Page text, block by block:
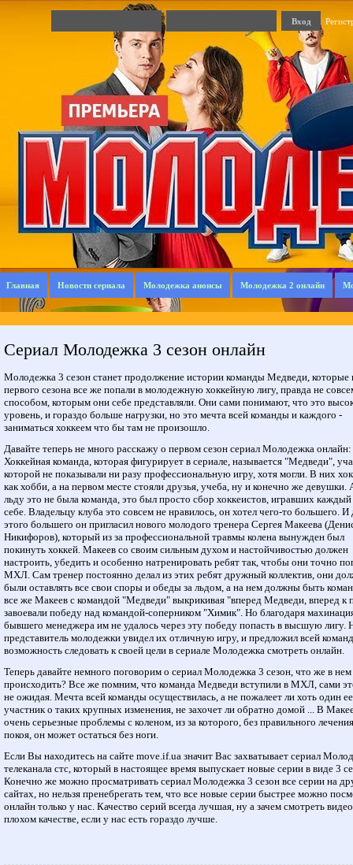
Главная Новости сериала Молодежка анонсы Молодежка 2 онлайн
Сериал Молодежка 3 сезон онлайн
Молодежка 3 сезон станет продолжение истории команды Медведи, которые
первого сезона все же попали в молодежную хоккейную лигу, правда не
способом, которым они себе представляли. Они сами понимают, что это
уровень, и гораздо больше нагрузки, но это мечта всей команды и каждого -
заниматься хоккеем что бы там не произошло.
Давайте теперь не много расскажу о первом сезон сериал Молодежка онлайн:
Хоккейная команда, которая фигурирует в сериале, называется "Медведи",
которой не показывали ни разу профессиональную игру, хотя могли. В них
как хобби, а на первом месте стояли друзья, учеба, ну и конечно же девушки.
льду это не была команда, это был просто сбор хоккеистов, игравших
себе. Владельцу клуба это совсем не нравилось, он хотел чего-то большего. И
этого большего он пригласил нового молодого тренера Сергея Макеева
Никифоров), который из за профессиональной травмы колена вынужден был
покинуть хоккей. Макеев со своим сильным духом и настойчивостью должен
настроить, убедить и особенно натренировать ребят так, чтобы они точно
МХЛ. Сам тренер постоянно делал из этих ребят дружный коллектив, они
были оставлять все свои споры и обеды за льдом, а на нем должны быть
все же Макеев с командой "Медведи" выкрикивая "вперед Медведи, вперед к
завоевали победу над командой-соперником "Химик". Но благодаря
бывшего менеджера им не удалось через эту победу попасть в высшую лигу.
представитель молодежки увидел их отличную игру, и предложил всей
возможность следовать к своей цели в сериале Молодежка смотреть онлайн.
Теперь давайте немного поговорим о сериал Молодежка 3 сезон, что же в нем
происходить? Все же помним, что команда Медведи вступили в МХЛ, сами
не ожидая. Мечта всей команды осуществилась, а не пожалеет ли хоть один ее
участник о таких крупных изменения, не захочет ли обратно домой ... В
очень серьезные проблемы с коленом, из за которого, без правильного
покоя, он может остаться без ноги.
Если Вы находитесь на сайте move.if.ua значит Вас захватывает сериал
телеканала стс, который в настоящее время выпускает новые серии в виде 3
Конечно же можно просматривать сериал Молодежка 3 сезон все серии на
сайтах, но нельзя пренебрегать тем, что все новые серии быстрее можно
онлайн только у нас. Качество серий всегда лучшая, ну а зачем смотреть
плохом качестве, если у нас есть гораздо лучше.